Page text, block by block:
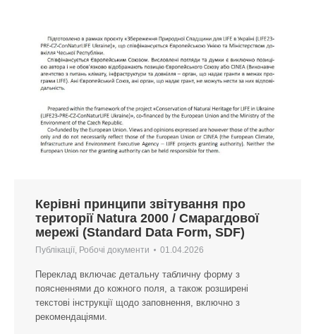
Керівні принципи звітування про
території Natura 2000 / Смарагдової
мережі (Standard Data Form, SDF)
Публікації Робочі документи 01.04.2026
Переклад включає детальну табличну форму з
поясненнями до кожного поля, а також розширені
текстові інструкції щодо заповнення, включно з
рекомендаціями.